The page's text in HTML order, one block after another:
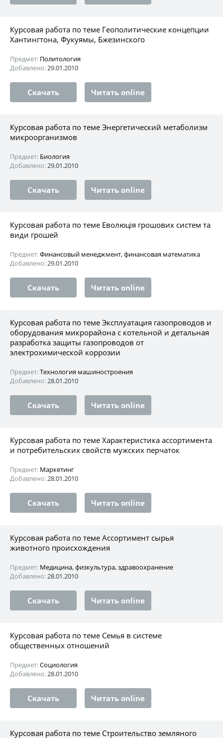
Курсовая работа по теме Геополитические концепции
Хантингтона, Фукуямы, Бжезинского
Предмет: Политология
Добавлено:29.01.2010
Скачать Читать online
Курсовая работа по теме Энергетический метаболизм
микроорганизмов
Предмет: Биология
Добавлено:29.01.2010
Скачать Читать online
Курсовая работа по теме Еволюція грошових систем та
види грошей
Предмет:Финансовый менеджмент, финансовая математика
Добавлено:29.01.2010
Скачать Читать online
Курсовая работа по теме Эксплуатация газопроводов и
оборудования микрорайона с котельной и детальная
разработка защиты газопроводов от
электрохимической коррозии
Предмет:Технология машиностроения
Добавлено:28.01.2010
Скачать Читать online
Курсовая работа по теме Характеристика ассортимента
и потребительских свойств мужских перчаток
Предмет: Маркетинг
Добавлено:28.01.2010
Скачать Читать online
Курсовая работа по теме Ассортимент сырья
животного происхождения
Предмет: Медицина, физкультура, здравоохранение
Добавлено:28.01.2010
Скачать Читать online
Курсовая работа по теме Семья в системе
общественных отношений
Предмет:Социология
Добавлено:28.01.2010
Скачать Читать online
Курсовая работа по теме Строительство земляного